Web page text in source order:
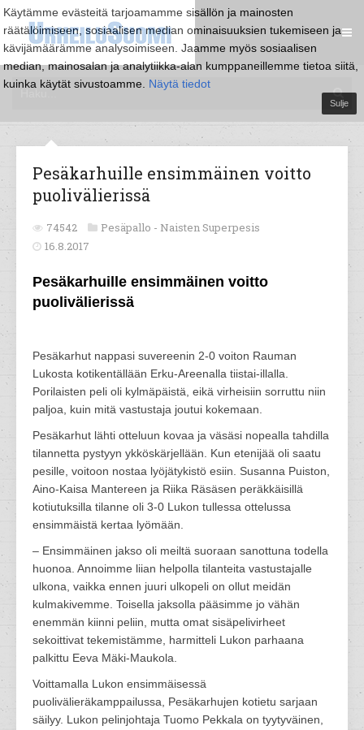
Käytämme evästeitä tarjoamamme sisällön ja mainosten
räätälöimiseen, sosiaalisen median ominaisuuksien tukemiseen ja
kävijämäärämme analysoimiseen. Jaamme myös sosiaalisen
median, mainosalan ja analytiikka-alan kumppaneillemme tietoa siitä,
kuinka käytät sivustoamme. Näytä tiedot
Sulje
Pesäkarhuille ensimmäinen voitto
puolivälierissä
74542 Pesäpallo - Naisten Superpesis
16.8.2017
Pesäkarhuille ensimmäinen voitto
puolivälierissä
Pesäkarhut nappasi suvereenin 2-0 voiton Rauman
Lukosta kotikentällään Erku-Areenalla tiistai-illalla.
Porilaisten peli oli kylmäpäistä, eikä virheisiin sorruttu niin
paljoa, kuin mitä vastustaja joutui kokemaan.
Pesäkarhut lähti otteluun kovaa ja väsäsi nopealla tahdilla
tilannetta pystyyn ykköskärjellään. Kun etenijää oli saatu
pesille, voitoon nostaa lyöjätykistö esiin. Susanna Puiston,
Aino-Kaisa Mantereen ja Riika Räsäsen peräkkäisillä
kotiutuksilla tilanne oli 3-0 Lukon tullessa ottelussa
ensimmäistä kertaa lyömään.
– Ensimmäinen jakso oli meiltä suoraan sanottuna todella
huonoa. Annoimme liian helpolla tilanteita vastustajalle
ulkona, vaikka ennen juuri ulkopeli on ollut meidän
kulmakivemme. Toisella jaksolla pääsimme jo vähän
enemmän kiinni peliin, mutta omat sisäpelivirheet
sekoittivat tekemistämme, harmitteli Lukon parhaana
palkittu Eeva Mäki-Maukola.
Voittamalla Lukon ensimmäisessä
puolivälieräkamppailussa, Pesäkarhujen kotietu sarjaan
säilyy. Lukon pelinjohtaja Tuomo Pekkala on tyytyväinen,